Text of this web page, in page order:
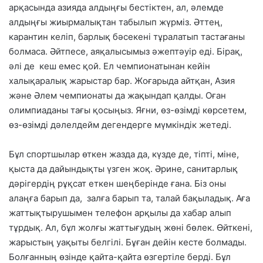
арқасында азияда алдыңғы бестіктен, ал, әлемде
алдыңғы жиырмалықтан табылып жүрміз. Әттең,
карантин келіп, барлық бәсекені тұралатып тастағаны
болмаса. Әйтпесе, аяқалысымыз әжептәуір еді. Бірақ,
әлі де кеш емес қой. Ел чемпионатынан кейін
халықаралық жарыстар бар. Жоғарыда айтқан, Азия
және Әлем чемпионаты да жақындап қалды. Оған
олимпиаданы тағы қосыңыз. Яғни, өз-өзімді көрсетем,
өз-өзімді дәлелдейм дегендерге мүмкіндік жетеді.
Бұл спортшылар өткен жазда да, күзде де, тіпті, міне,
қыста да дайындықты үзген жоқ. Әрине, санитарлық
дәрігердің рұқсат еткен шеңберінде ғана. Біз оны
алаңға барып да, залға барып та, талай бақыладық. Аға
жаттықтырушымен телефон арқылы да хабар алып
тұрдық. Ал, бұл жолғы жаттығудың жөні бөлек. Өйткені,
жарыстың уақыты белгілі. Бұған дейін кесте болмады.
Болғанның өзінде қайта-қайта өзгертіле берді. Бұл